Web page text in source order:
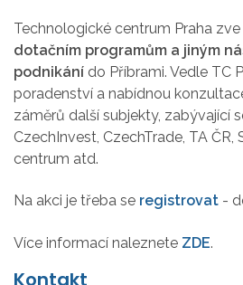
Technologické centrum Praha
dotačním programům a jiným
podnikání do Příbrami. Vedle TC
poradenství a nabídnou
záměrů další subjekty, zabývající
CzechInvest, CzechTrade, TA
centrum atd.
Na akci je třeba se registrovat -
Více informací naleznete ZDE.
Kontakt